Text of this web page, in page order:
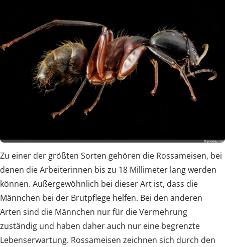
Zu einer der größten Sorten gehören die Rossameisen, bei
denen die Arbeiterinnen bis zu 18 Millimeter lang werden
können. Außergewöhnlich bei dieser Art ist, dass die
Männchen bei der Brutpflege helfen. Bei den anderen
Arten sind die Männchen nur für die Vermehrung
zuständig und haben daher auch nur eine begrenzte
Lebenserwartung. Rossameisen zeichnen sich durch den